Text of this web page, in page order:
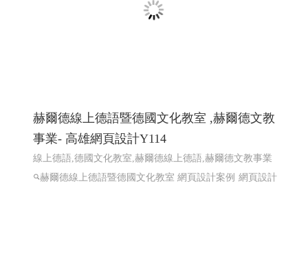
一如室內設計 ╱ 高雄室內設計 高雄室內設
計推薦 ╱高雄網頁設計 程式設計 Y.114
高雄室內設計推薦 ,高雄室內裝修,屏東室內裝修,台南室內
裝修,高雄預售屋規劃,高雄室內設計高雄工程,高雄裝潢裝